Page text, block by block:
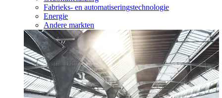
Fabrieks- en automatiseringstechnologie
Energie
Andere markten